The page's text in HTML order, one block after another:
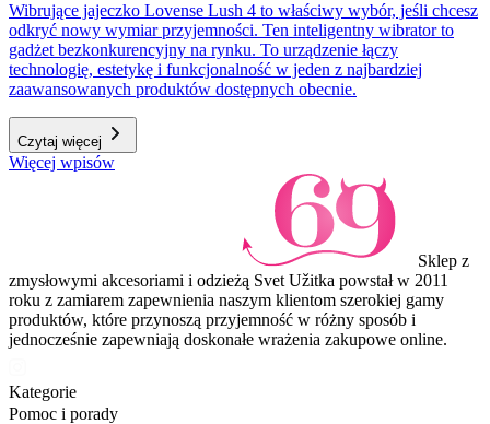
Wibrujące jajeczko Lovense Lush 4 to właściwy wybór, jeśli chcesz
odkryć nowy wymiar przyjemności. Ten inteligentny wibrator to
gadżet bezkonkurencyjny na rynku. To urządzenie łączy
technologię, estetykę i funkcjonalność w jeden z najbardziej
zaawansowanych produktów dostępnych obecnie.
Czytaj więcej
Więcej wpisów
Sklep z
zmysłowymi akcesoriami i odzieżą Svet Užitka powstał w 2011
roku z zamiarem zapewnienia naszym klientom szerokiej gamy
produktów, które przynoszą przyjemność w różny sposób i
jednocześnie zapewniają doskonałe wrażenia zakupowe online.
Kategorie
Pomoc i porady